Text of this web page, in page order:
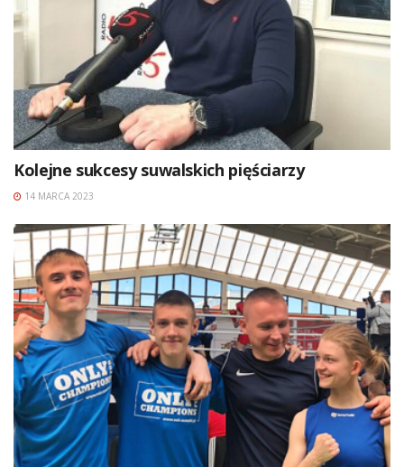
Kolejne sukcesy suwalskich pięściarzy
14 MARCA 2023